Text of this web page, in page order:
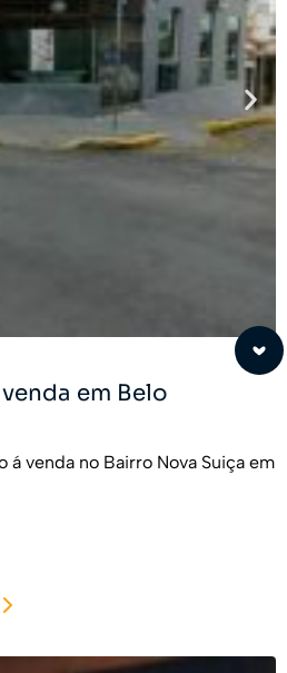
em Belo
á venda no Bairro Nova Suiça em